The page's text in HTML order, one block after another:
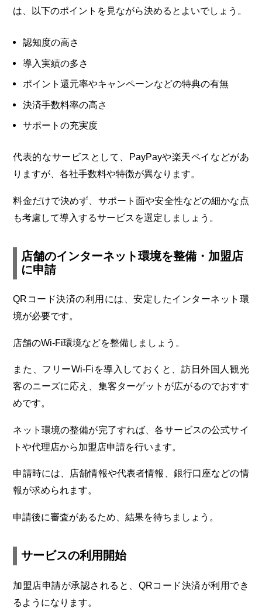
は、以下のポイントを見ながら決めるとよいでしょう。
認知度の高さ
導入実績の多さ
ポイント還元率やキャンペーンなどの特典の有無
決済手数料率の高さ
サポートの充実度
代表的なサービスとして、PayPayや楽天ペイなどがあ
りますが、各社手数料や特徴が異なります。
料金だけで決めず、サポート面や安全性などの細かな点
も考慮して導入するサービスを選定しましょう。
店舗のインターネット環境を整備・加盟店
に申請
QRコード決済の利用には、安定したインターネット環
境が必要です。
店舗のWi-Fi環境などを整備しましょう。
また、フリーWi-Fiを導入しておくと、訪日外国人観光
客のニーズに応え、集客ターゲットが広がるのでおすす
めです。
ネット環境の整備が完了すれば、各サービスの公式サイ
トや代理店から加盟店申請を行います。
申請時には、店舗情報や代表者情報、銀行口座などの情
報が求められます。
申請後に審査があるため、結果を待ちましょう。
サービスの利用開始
加盟店申請が承認されると、QRコード決済が利用でき
るようになります。